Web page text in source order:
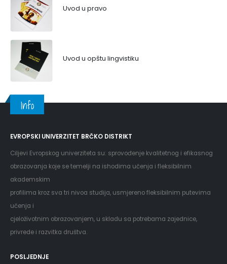
Uvod u pravo
Uvod u opštu lingvistiku
Info
EVROPSKI UNIVERZITET BRČKO DISTRIKT
Ciljevi Evropskog univerziteta su: sprovođenje kvalitetnog i efikasnog
obrazovanja koje se temelji na ishodima učenja i fleksibilnim
akademskim
profilima kroz sva tri nivoa studija, usmjereno fleksibilnim putevima
učenja i
cjeloživotnim obrazovanjem, u skladu sa potrebama zajednice,
privrede i razvitka društva.
POSLJEDNJE